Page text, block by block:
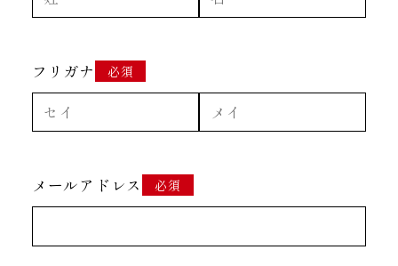
フリガナ 必須
メールアドレス 必須